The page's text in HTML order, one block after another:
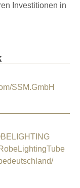
Investitionen in
SSM.GmbH